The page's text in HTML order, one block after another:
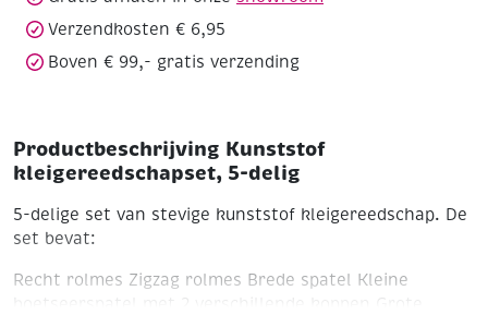
Verzendkosten € 6,95
Boven € 99,- gratis verzending
Productbeschrijving Kunststof
kleigereedschapset, 5-delig
5-delige set van stevige kunststof kleigereedschap. De
set bevat:
Recht rolmes Zigzag rolmes Brede spatel Kleine
boetseerspatel met 2 verschillende koppen
Grote